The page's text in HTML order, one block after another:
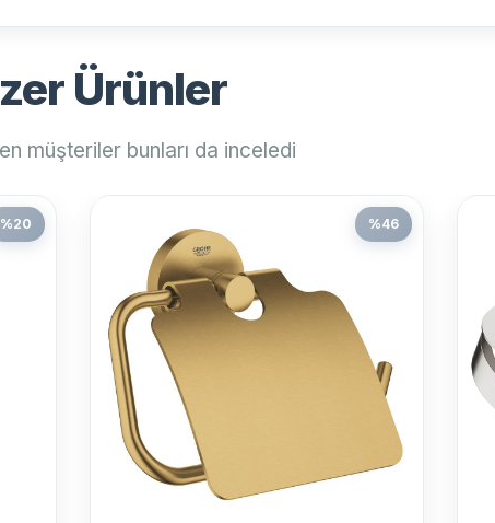
Ürünler
müşteriler bunları da inceledi
%20 %46